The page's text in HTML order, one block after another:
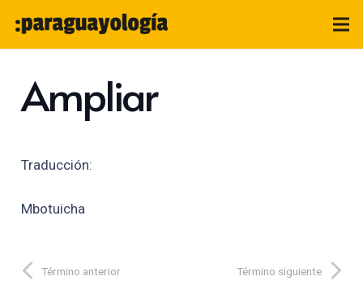
Ampliar
Traducción:
Mbotuicha
Término anterior Término siguiente